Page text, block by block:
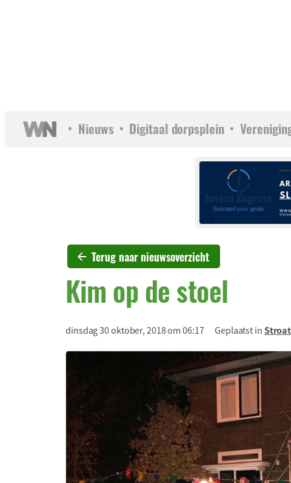
Nieuws Digitaal dorpsplein
Terug naar nieuwsoverzicht
Kim op de stoel
dinsdag 30 oktober, 2018 om 06:17 Geplaatst in